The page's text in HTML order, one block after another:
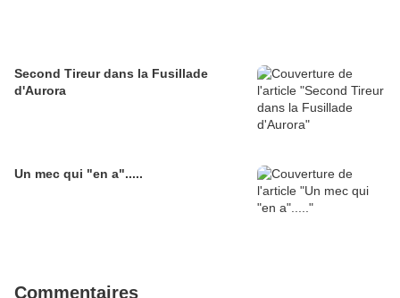
Second Tireur dans la Fusillade
d'Aurora
Un mec qui "en a".....
Commentaires